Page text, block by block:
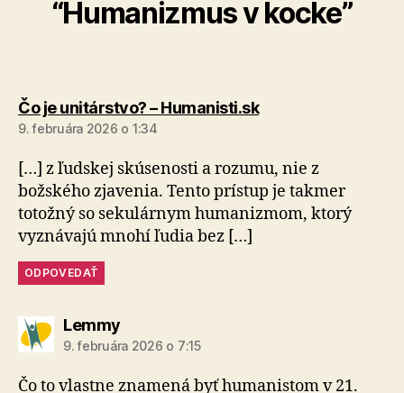
“Humanizmus v kocke”
Čo je unitárstvo? – Humanisti.skhovorí:
9. februára 2026 o 1:34
[…] z ľudskej skúsenosti a rozumu, nie z
božského zjavenia. Tento prístup je takmer
totožný so sekulárnym humanizmom, ktorý
vyznávajú mnohí ľudia bez […]
ODPOVEDAŤ
Lemmyhovorí:
9. februára 2026 o 7:15
Čo to vlastne znamená byť humanistom v 21.